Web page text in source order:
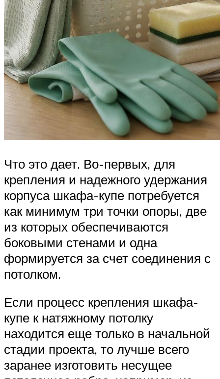
Что это дает. Во-первых, для
крепления и надежного удержания
корпуса шкафа-купе потребуется
как минимум три точки опоры, две
из которых обеспечиваются
боковыми стенами и одна
формируется за счет соединения с
потолком.
Если процесс крепления шкафа-
купе к натяжному потолку
находится еще только в начальной
стадии проекта, то лучше всего
заранее изготовить несущее